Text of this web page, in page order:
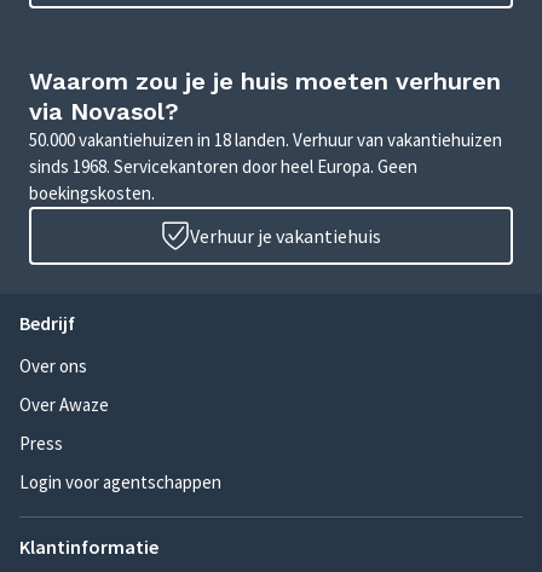
Waarom zou je je huis moeten verhuren
via Novasol?
50.000 vakantiehuizen in 18 landen. Verhuur van vakantiehuizen
sinds 1968. Servicekantoren door heel Europa. Geen
boekingskosten.
Verhuur je vakantiehuis
Bedrijf
Over ons
Over Awaze
Press
Login voor agentschappen
Klantinformatie